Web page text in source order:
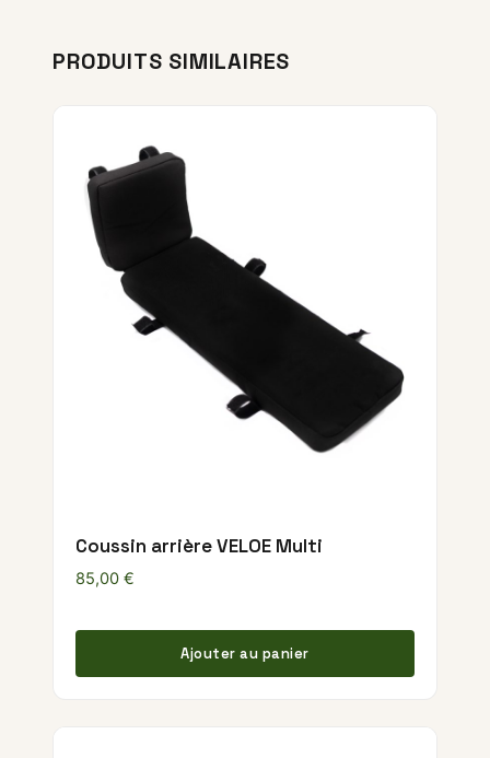
PRODUITS SIMILAIRES
Coussin arrière VELOE Multi
85,00 €
Ajouter au panier